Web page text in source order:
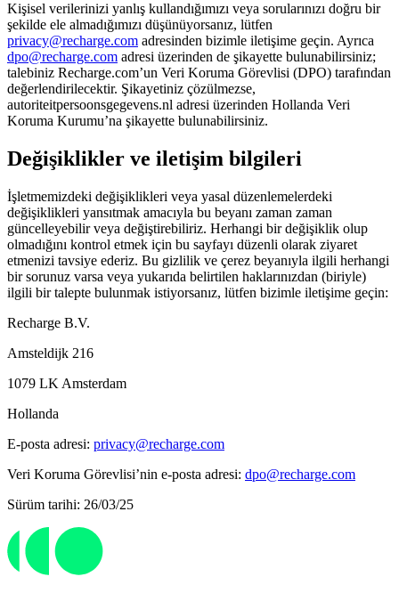
Kişisel verilerinizi yanlış kullandığımızı veya sorularınızı doğru bir
şekilde ele almadığımızı düşünüyorsanız, lütfen
privacy@recharge.com adresinden bizimle iletişime geçin. Ayrıca
dpo@recharge.com adresi üzerinden de şikayette bulunabilirsiniz;
talebiniz Recharge.com’un Veri Koruma Görevlisi (DPO) tarafından
değerlendirilecektir. Şikayetiniz çözülmezse,
autoriteitpersoonsgegevens.nl adresi üzerinden Hollanda Veri
Koruma Kurumu’na şikayette bulunabilirsiniz.
Değişiklikler ve iletişim bilgileri
İşletmemizdeki değişiklikleri veya yasal düzenlemelerdeki
değişiklikleri yansıtmak amacıyla bu beyanı zaman zaman
güncelleyebilir veya değiştirebiliriz. Herhangi bir değişiklik olup
olmadığını kontrol etmek için bu sayfayı düzenli olarak ziyaret
etmenizi tavsiye ederiz. Bu gizlilik ve çerez beyanıyla ilgili herhangi
bir sorunuz varsa veya yukarıda belirtilen haklarınızdan (biriyle)
ilgili bir talepte bulunmak istiyorsanız, lütfen bizimle iletişime geçin:
Recharge B.V.
Amsteldijk 216
1079 LK Amsterdam
Hollanda
E-posta adresi: privacy@recharge.com
Veri Koruma Görevlisi’nin e-posta adresi: dpo@recharge.com
Sürüm tarihi: 26/03/25